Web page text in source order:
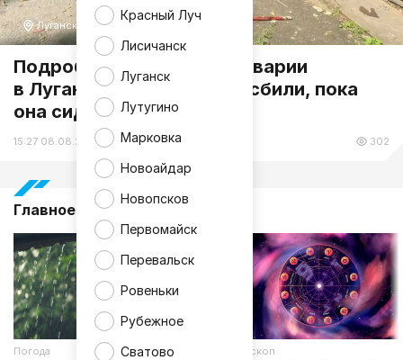
Красный Луч
Лисичанск
Луганск
Лутугино
Марковка
Новоайдар
Новопсков
Первомайск
Перевальск
Ровеньки
Рубежное
Сватово
Луганск
Подробности страшной аварии
в Луганске: пенсионерку сбили, пока
она сидела на лавочке
15:27 08.08.26 Происшествия 302
Главное за 24 часа
Погода Гороскоп